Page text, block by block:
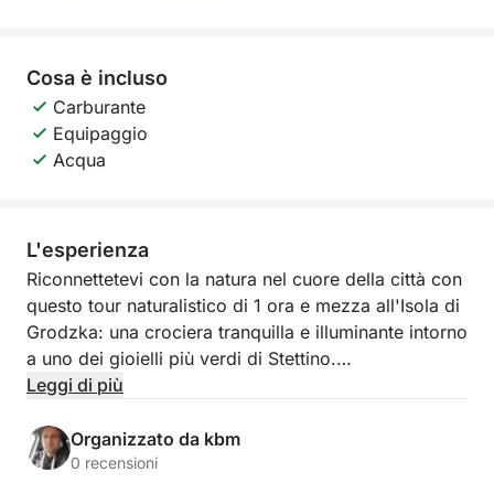
Cosa è incluso
Carburante
Equipaggio
Acqua
L'esperienza
Riconnettetevi con la natura nel cuore della città con
questo tour naturalistico di 1 ora e mezza all'Isola di
Grodzka: una crociera tranquilla e illuminante intorno
a uno dei gioielli più verdi di Stettino.
Grodzka, un angolo di natura incontaminata unico,
circondato dalla vita urbana. Mentre la barca
Leggi di più
Organizzato da kbm
0 recensioni